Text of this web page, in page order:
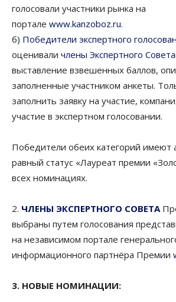
голосовали участники рынка на
портале www.kanzoboz.ru.
б) Победители экспертного
оценивали члены Экспертного Совета
выставление взвешенных баллов,
заполненные участником анкеты.
заполнить заявку на участие,
участие в экспертном голосовании.
Победители обеих категорий имеют
равный статус «Лауреат премии
всех номинациях.
2. ЧЛЕНЫ ЭКСПЕРТНОГО СОВЕТА
выбраны путем голосования
на независимом портале
информационного партнёра Премии
3. НОВЫЕ НОМИНАЦИИ: